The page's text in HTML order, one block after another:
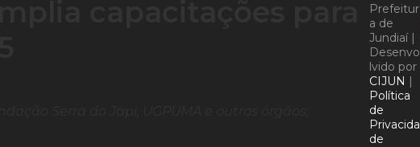
Prefeitur
a de
Jundiaí |
Desenvo
lvido por
CIJUN |
Política
de
Privacida
de